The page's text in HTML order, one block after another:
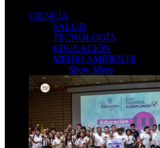
CIENCIA
SALUD
TECNOLOGÍA
EDUCACIÓN
MEDIO AMBIENTE
Show More